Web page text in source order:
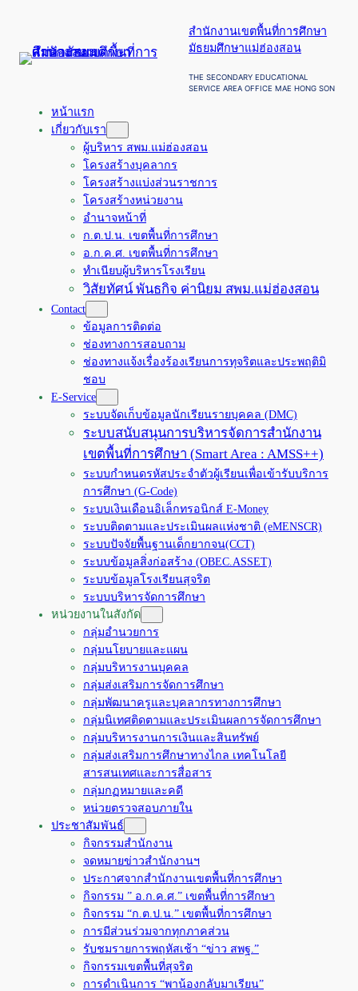
สำนักงานเขตพื้นที่การศึกษา
มัธยมศึกษาแม่ฮ่องสอน
THE SECONDARY EDUCATIONAL
SERVICE AREA OFFICE MAE HONG SON
หน้าแรก
เกี่ยวกับเรา
ผู้บริหาร สพม.แม่ฮ่องสอน
โครงสร้างบุคลากร
โครงสร้างแบ่งส่วนราชการ
โครงสร้างหน่วยงาน
อำนาจหน้าที่
ก.ต.ป.น. เขตพื้นที่การศึกษา
อ.ก.ค.ศ. เขตพื้นที่การศึกษา
ทำเนียบผู้บริหารโรงเรียน
วิสัยทัศน์ พันธกิจ ค่านิยม สพม.แม่ฮ่องสอน
Contact
ข้อมูลการติดต่อ
ช่องทางการสอบถาม
ช่องทางแจ้งเรื่องร้องเรียนการทุจริตและประพฤติมิ
ชอบ
E-Service
ระบบจัดเก็บข้อมูลนักเรียนรายบุคคล (DMC)
ระบบสนับสนุนการบริหารจัดการสำนักงาน
เขตพื้นที่การศึกษา (Smart Area : AMSS++)
ระบบกำหนดรหัสประจำตัวผู้เรียนเพื่อเข้ารับบริการ
การศึกษา (G-Code)
ระบบเงินเดือนอิเล็กทรอนิกส์ E-Money
ระบบติดตามและประเมินผลแห่งชาติ (eMENSCR)
ระบบปัจจัยพื้นฐานเด็กยากจน(CCT)
ระบบข้อมูลสิ่งก่อสร้าง (OBEC.ASSET)
ระบบข้อมูลโรงเรียนสุจริต
ระบบบริหารจัดการศึกษา
หน่วยงานในสังกัด
กลุ่มอำนวยการ
กลุ่มนโยบายและแผน
กลุ่มบริหารงานบุคคล
กลุ่มส่งเสริมการจัดการศึกษา
กลุ่มพัฒนาครูและบุคลากรทางการศึกษา
กลุ่มนิเทศติดตามและประเมินผลการจัดการศึกษา
กลุ่มบริหารงานการเงินและสินทรัพย์
กลุ่มส่งเสริมการศึกษาทางไกล เทคโนโลยี
สารสนเทศและการสื่อสาร
กลุ่มกฏหมายและคดี
หน่วยตรวจสอบภายใน
ประชาสัมพันธ์
กิจกรรมสำนักงาน
จดหมายข่าวสำนักงานฯ
ประกาศจากสำนักงานเขตพื้นที่การศึกษา
กิจกรรม ” อ.ก.ค.ศ.” เขตพื้นที่การศึกษา
กิจกรรม “ก.ต.ป.น.” เขตพื้นที่การศึกษา
การมีส่วนร่วมจากทุกภาคส่วน
รับชมรายการพฤหัสเช้า “ข่าว สพฐ.”
กิจกรรมเขตพื้นที่สุจริต
การดำเนินการ “พาน้องกลับมาเรียน”